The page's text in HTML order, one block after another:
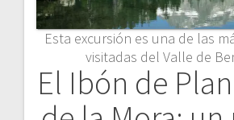
Esta excursión es una de las
visitadas del Valle de
El Ibón de